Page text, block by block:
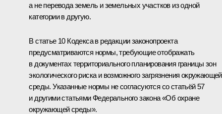
а не перевода земель и земельных участков из одной
категории в другую.
В статье 10 Кодекса в редакции законопроекта
предусматриваются нормы, требующие отображать
в документах территориального планирования границы зон
экологического риска и возможного загрязнения окружающей
среды. Указанные нормы не согласуются со статьёй 57
и другими статьями Федерального закона «Об охране
окружающей среды».